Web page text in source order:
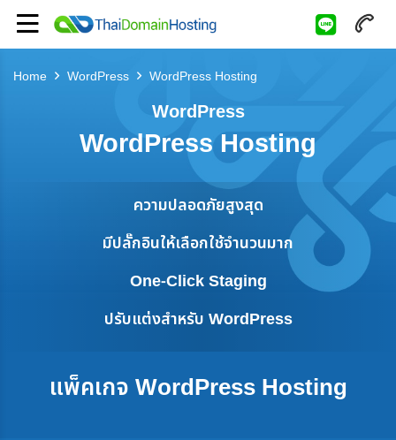
Home WordPress WordPress Hosting
WordPress
WordPress Hosting
ความปลอดภัยสูงสุด
มีปลั๊กอินให้เลือกใช้จำนวนมาก
One-Click Staging
ปรับแต่งสำหรับ WordPress
แพ็คเกจ WordPress Hosting